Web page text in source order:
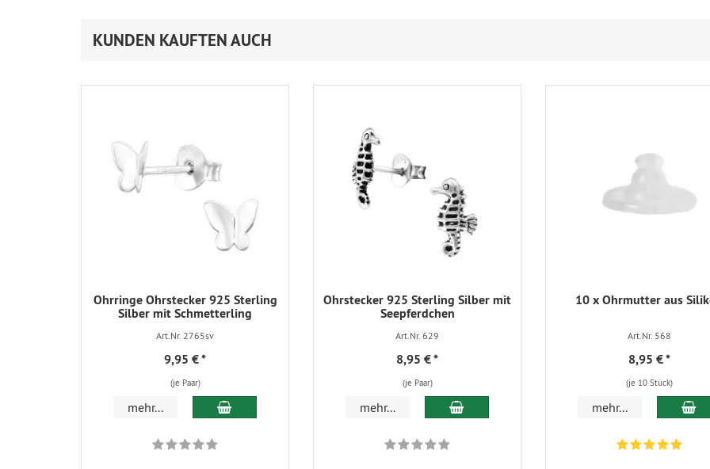
KUNDEN KAUFTEN AUCH
Ohrringe Ohrstecker 925 Sterling
Silber mit Schmetterling
Art.Nr. 2765sv
9,95 €*
(je Paar)
mehr... In den Warenkorb
Ohrstecker 925 Sterling Silber mit
Seepferdchen
Art.Nr. 629
8,95 €*
(je Paar)
mehr... In den Warenkorb
10 x Ohrmutter aus
Art.Nr. 568
8,95 €*
(je 10 Stück)
mehr... In